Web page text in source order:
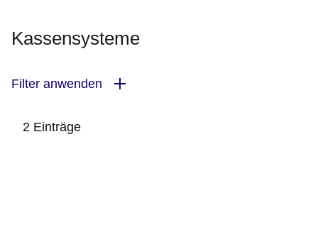
Kassensysteme
Filter anwenden
2 Einträge